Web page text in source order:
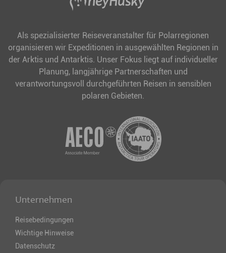
Als spezialisierter Reiseveranstalter für Polarregionen
organisieren wir Expeditionen in ausgewählten Regionen in
der Arktis und Antarktis. Unser Fokus liegt auf individueller
Planung, langjährige Partnerschaften und
verantwortungsvoll durchgeführten Reisen in sensiblen
polaren Gebieten.
Unternehmen
Reisebedingungen
Wichtige Hinweise
Datenschutz